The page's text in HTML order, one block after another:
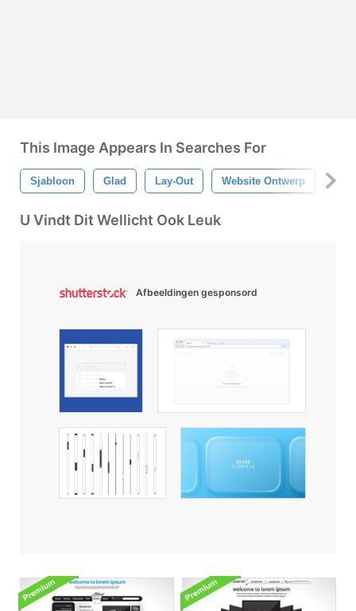
This Image Appears In Searches For
Sjabloon Glad Lay-Out Website Ontwerp
U Vindt Dit Wellicht Ook Leuk
Afbeeldingen gesponsord